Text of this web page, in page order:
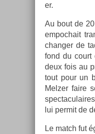
er.
Au bout de
em­poc­hait
chang­er de
fond du court
deux fois au
tout pour un
Melz­er faire
lui per­mit de
Le match fut